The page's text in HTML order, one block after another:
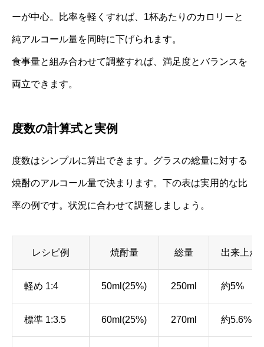
ーが中心。比率を軽くすれば、1杯あたりのカロリーと
純アルコール量を同時に下げられます。
食事量と組み合わせて調整すれば、満足度とバランスを
両立できます。
度数の計算式と実例
度数はシンプルに算出できます。グラスの総量に対する
焼酎のアルコール量で決まります。下の表は実用的な比
率の例です。状況に合わせて調整しましょう。
レシピ例 焼酎量 総量 出来上が
軽め 1:4 50ml(25%) 250ml 約5%
標準 1:3.5 60ml(25%) 270ml 約5.6%